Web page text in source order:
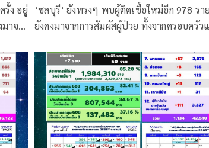
รั้ง อยู่
าจาก
‘ชลบุรี’ ยังทรงๆ พบผู้ติดเชื้อใหม่อีก 978 รา
ยังคงมาจากการสัมผัสผู้ป่วย ทั้งจากครอบครัว